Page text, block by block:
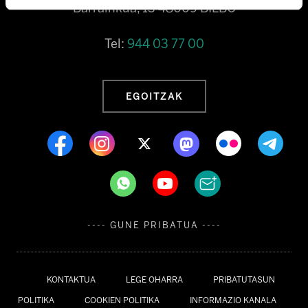
KONTAKTUA LEGE OHARRA PRIBATUTASUN
POLITIKA COOKIEN POLITIKA INFORMAZIO KANALA
Barrainkua, 13 48009 BILBO
Tel: 944 03 77 00
EGOITZAK
---- GUNE PRIBATUA ----